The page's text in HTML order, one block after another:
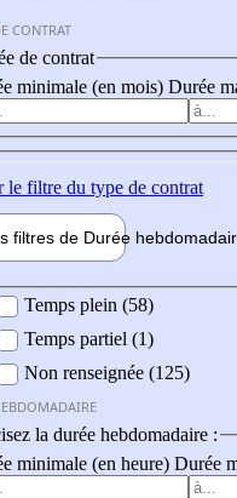
CONTRAT
de contrat
minimale (en mois) Durée
le filtre du type de contrat
filtres de Durée hebdo
Temps plein (58)
Temps partiel (1)
Non renseignée (125)
la durée hebdomadaire :
minimale (en heure) Durée